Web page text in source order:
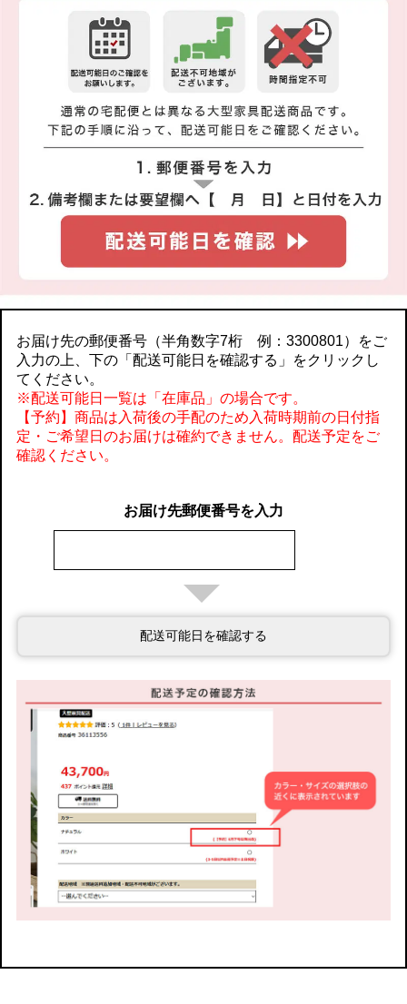
お届け先の郵便番号（半角数字7桁 例：3300801）をご
入力の上、下の「配送可能日を確認する」をクリックし
てください。
※配送可能日一覧は「在庫品」の場合です。
【予約】商品は入荷後の手配のため入荷時期前の日付指
定・ご希望日のお届けは確約できません。配送予定をご
確認ください。
お届け先郵便番号を入力
配送可能日を確認する